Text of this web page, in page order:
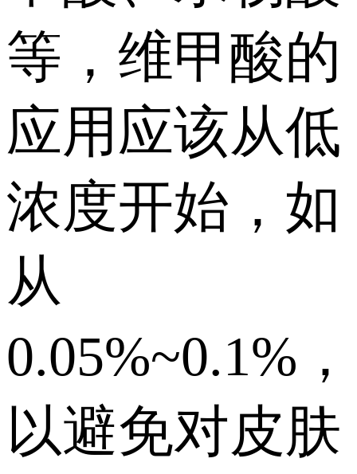
等，维甲酸的
应用应该从低
浓度开始，如
从
0.05%~0.1%，
以避免对皮肤